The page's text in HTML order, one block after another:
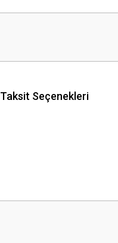
Taksit Seçenekleri